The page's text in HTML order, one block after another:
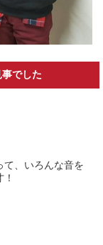
でした
て、いろんな音を